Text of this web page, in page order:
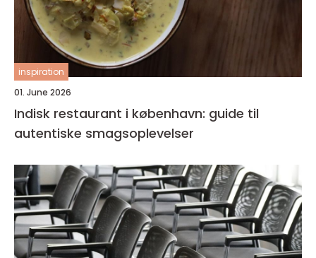
inspiration
01. June 2026
Indisk restaurant i københavn: guide til
autentiske smagsoplevelser